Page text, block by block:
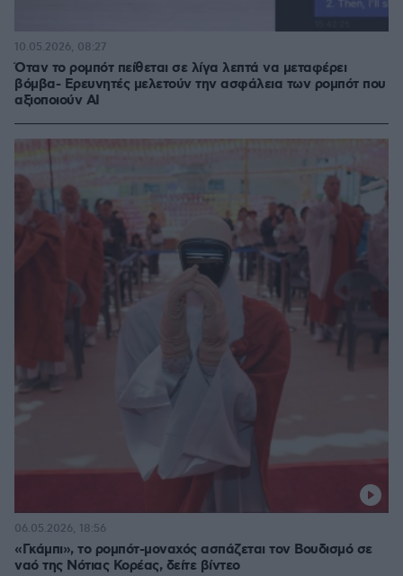
Όταν το ρομπότ πείθεται σε λίγα λεπτά να μεταφέρει
βόμβα- Ερευνητές μελετούν την ασφάλεια των ρομπότ που
αξιοποιούν ΑΙ
10.05.2026, 08:27
«Γκάμπι», το ρομπότ-μοναχός ασπάζεται τον Βουδισμό σε
ναό της Νότιας Κορέας, δείτε βίντεο
06.05.2026, 18:56